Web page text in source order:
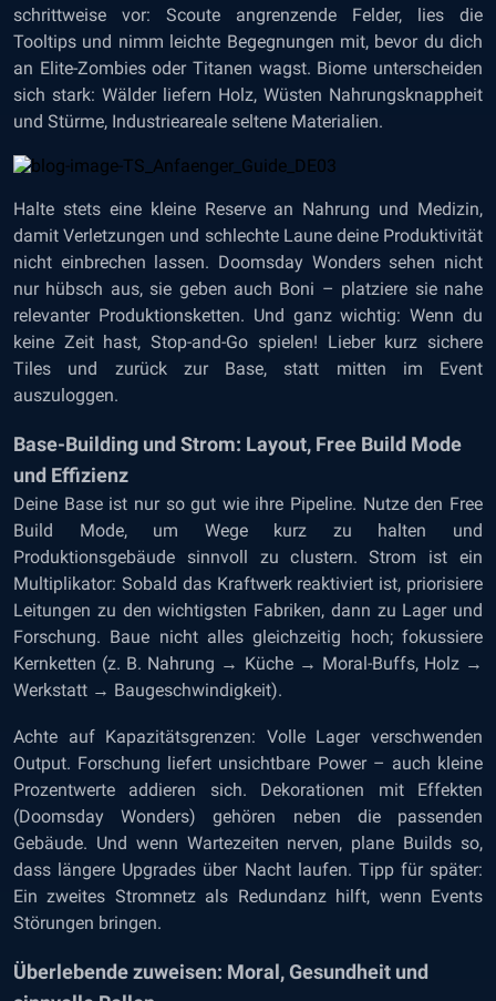
schrittweise vor: Scoute angrenzende Felder, lies die
Tooltips und nimm leichte Begegnungen mit, bevor du dich
an Elite-Zombies oder Titanen wagst. Biome unterscheiden
sich stark: Wälder liefern Holz, Wüsten Nahrungsknappheit
und Stürme, Industrieareale seltene Materialien.
Halte stets eine kleine Reserve an Nahrung und Medizin,
damit Verletzungen und schlechte Laune deine Produktivität
nicht einbrechen lassen. Doomsday Wonders sehen nicht
nur hübsch aus, sie geben auch Boni – platziere sie nahe
relevanter Produktionsketten. Und ganz wichtig: Wenn du
keine Zeit hast, Stop-and-Go spielen! Lieber kurz sichere
Tiles und zurück zur Base, statt mitten im Event
auszuloggen.
Base-Building und Strom: Layout, Free Build Mode
und Effizienz
Deine Base ist nur so gut wie ihre Pipeline. Nutze den Free
Build Mode, um Wege kurz zu halten und
Produktionsgebäude sinnvoll zu clustern. Strom ist ein
Multiplikator: Sobald das Kraftwerk reaktiviert ist, priorisiere
Leitungen zu den wichtigsten Fabriken, dann zu Lager und
Forschung. Baue nicht alles gleichzeitig hoch; fokussiere
Kernketten (z. B. Nahrung → Küche → Moral-Buffs, Holz →
Werkstatt → Baugeschwindigkeit).
Achte auf Kapazitätsgrenzen: Volle Lager verschwenden
Output. Forschung liefert unsichtbare Power – auch kleine
Prozentwerte addieren sich. Dekorationen mit Effekten
(Doomsday Wonders) gehören neben die passenden
Gebäude. Und wenn Wartezeiten nerven, plane Builds so,
dass längere Upgrades über Nacht laufen. Tipp für später:
Ein zweites Stromnetz als Redundanz hilft, wenn Events
Störungen bringen.
Überlebende zuweisen: Moral, Gesundheit und